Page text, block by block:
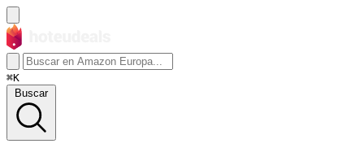
⌘K
Buscar